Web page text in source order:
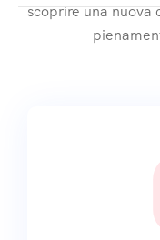
scoprire una nuova